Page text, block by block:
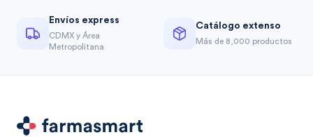
Envíos express
CDMX y Área
Metropolitana
Catálogo extenso
Más de 8,000 productos